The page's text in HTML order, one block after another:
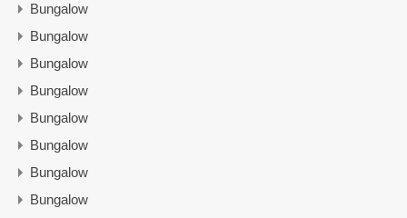
Bungalow
Bungalow
Bungalow
Bungalow
Bungalow
Bungalow
Bungalow
Bungalow